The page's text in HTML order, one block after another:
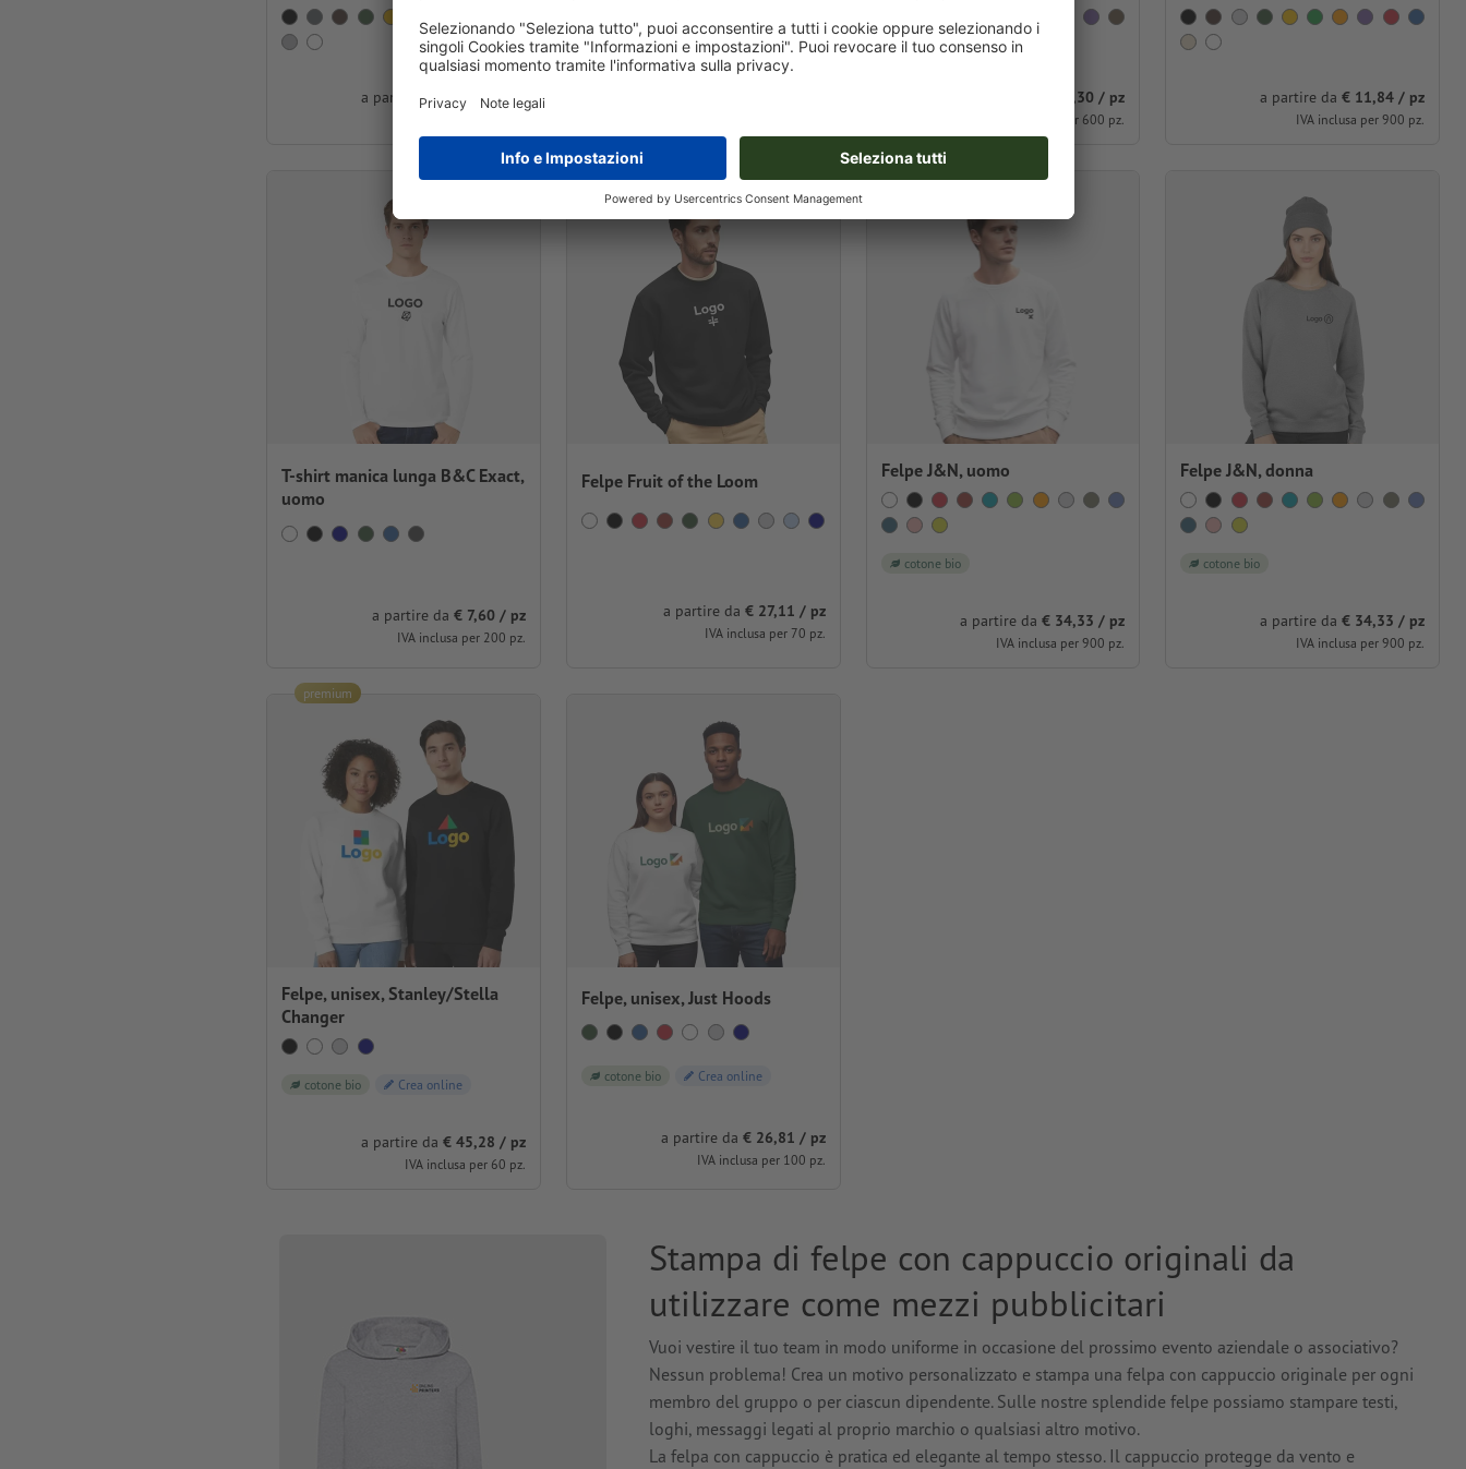
a partire da€ 15,96 / pz € 17,30 / pz
IVA inclusa per 600 pz.
a partire da € 11,84 / pz
IVA inclusa per 900 pz.
T-shirt manica lunga B&C Exact,
uomo
a partire da € 7,60 / pz
IVA inclusa per 200 pz.
Felpe Fruit of the Loom
a partire da € 27,11 / pz
IVA inclusa per 70 pz.
Felpe J&N, uomo
cotone bio
a partire da€ 34,33 / pz
IVA inclusa per 900 pz.
Felpe J&N, donna
cotone bio
a partire da € 34,33 / pz
IVA inclusa per 900 pz.
Felpe, unisex, Stanley/Stella
Changer
cotone bio Crea online
a partire da € 45,28 / pz
IVA inclusa per 60 pz.
premium
Felpe, unisex, Just Hoods
cotone bio Crea online
a partire da € 26,81 / pz
IVA inclusa per 100 pz.
Stampa di felpe con cappuccio originali da
utilizzare come mezzi pubblicitari
Vuoi vestire il tuo team in modo uniforme in occasione del prossimo evento aziendale o associativo?
Nessun problema! Crea un motivo personalizzato e stampa una felpa con cappuccio originale per ogni
membro del gruppo o per ciascun dipendente. Sulle nostre splendide felpe possiamo stampare testi,
loghi, messaggi legati al proprio marchio o qualsiasi altro motivo.
La felpa con cappuccio è pratica ed elegante al tempo stesso. Il cappuccio protegge da vento e